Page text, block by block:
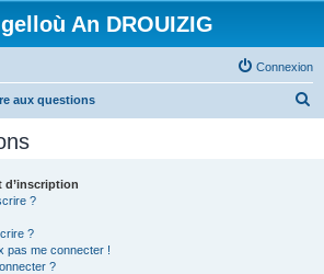
An DROUIZIG
Connexion
aux questions
d’inscription
?
?
pas me connecter !
?